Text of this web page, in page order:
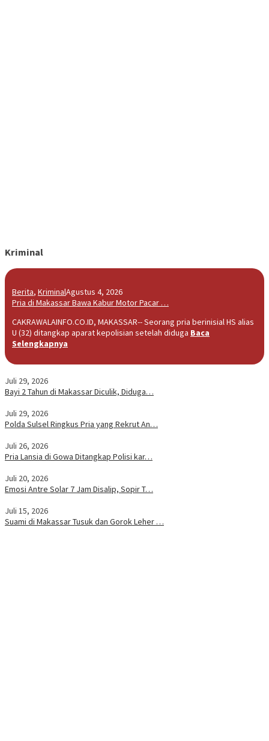
Kriminal
Berita, KriminalAgustus 4, 2026
Pria di Makassar Bawa Kabur Motor Pacar …
CAKRAWALAINFO.CO.ID, MAKASSAR-- Seorang pria berinisial HS alias
U (32) ditangkap aparat kepolisian setelah diduga Baca
Selengkapnya
Juli 29, 2026
Bayi 2 Tahun di Makassar Diculik, Diduga…
Juli 29, 2026
Polda Sulsel Ringkus Pria yang Rekrut An…
Juli 26, 2026
Pria Lansia di Gowa Ditangkap Polisi kar…
Juli 20, 2026
Emosi Antre Solar 7 Jam Disalip, Sopir T…
Juli 15, 2026
Suami di Makassar Tusuk dan Gorok Leher …